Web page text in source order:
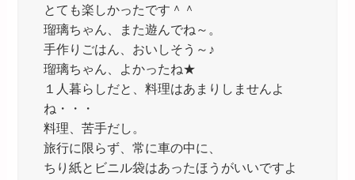
とても楽しかったです＾＾
瑠璃ちゃん、また遊んでね～。
手作りごはん、おいしそう～♪
瑠璃ちゃん、よかったね★
１人暮らしだと、料理はあまりしませんよ
ね・・・
料理、苦手だし。
旅行に限らず、常に車の中に、
ちり紙とビニル袋はあったほうがいいですよ